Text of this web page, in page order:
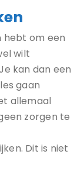
hebt om een
wilt
kan dan een
gaan
allemaal
zorgen te
Dit is niet